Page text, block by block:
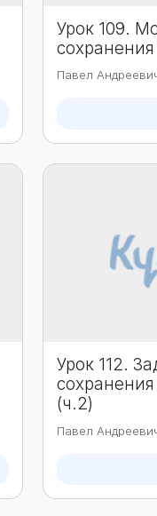
Урок 109.
Павел
Урок 112.
(ч.2)
Павел